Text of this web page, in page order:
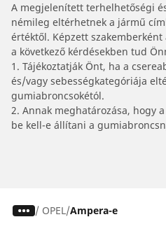
A megjelenített terhelhetőségi
némileg eltérhetnek a jármű
értéktől. Képzett
a következő kérdésekben tud
1. Tájékoztatják Önt, ha a
és/vagy sebességkategóriája
gumiabroncsokétól.
2. Annak meghatározása, hogy
be kell-e állítani a
/ OPEL Ampera-e